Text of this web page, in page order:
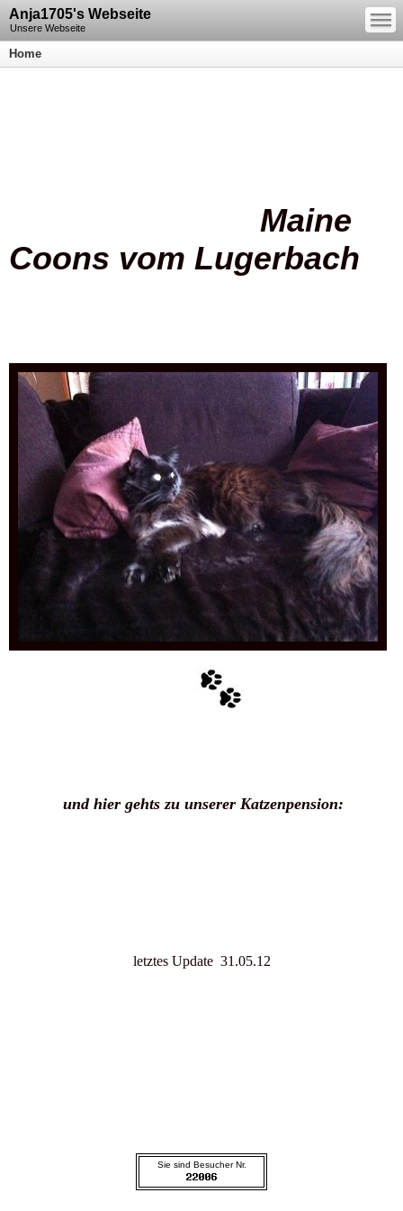
Anja1705's Webseite
Unsere Webseite
—
—
—
Home
Maine
Coons vom Lugerbach
und hier gehts zu unserer Katzenpension:
letztes Update 31.05.12
Sie sind Besucher Nr.